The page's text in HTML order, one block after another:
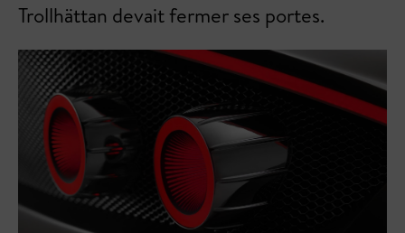
Trollhättan devait fermer ses portes.